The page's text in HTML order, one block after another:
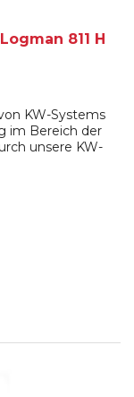
811 H
KW-Systems
im Bereich der
unsere KW-